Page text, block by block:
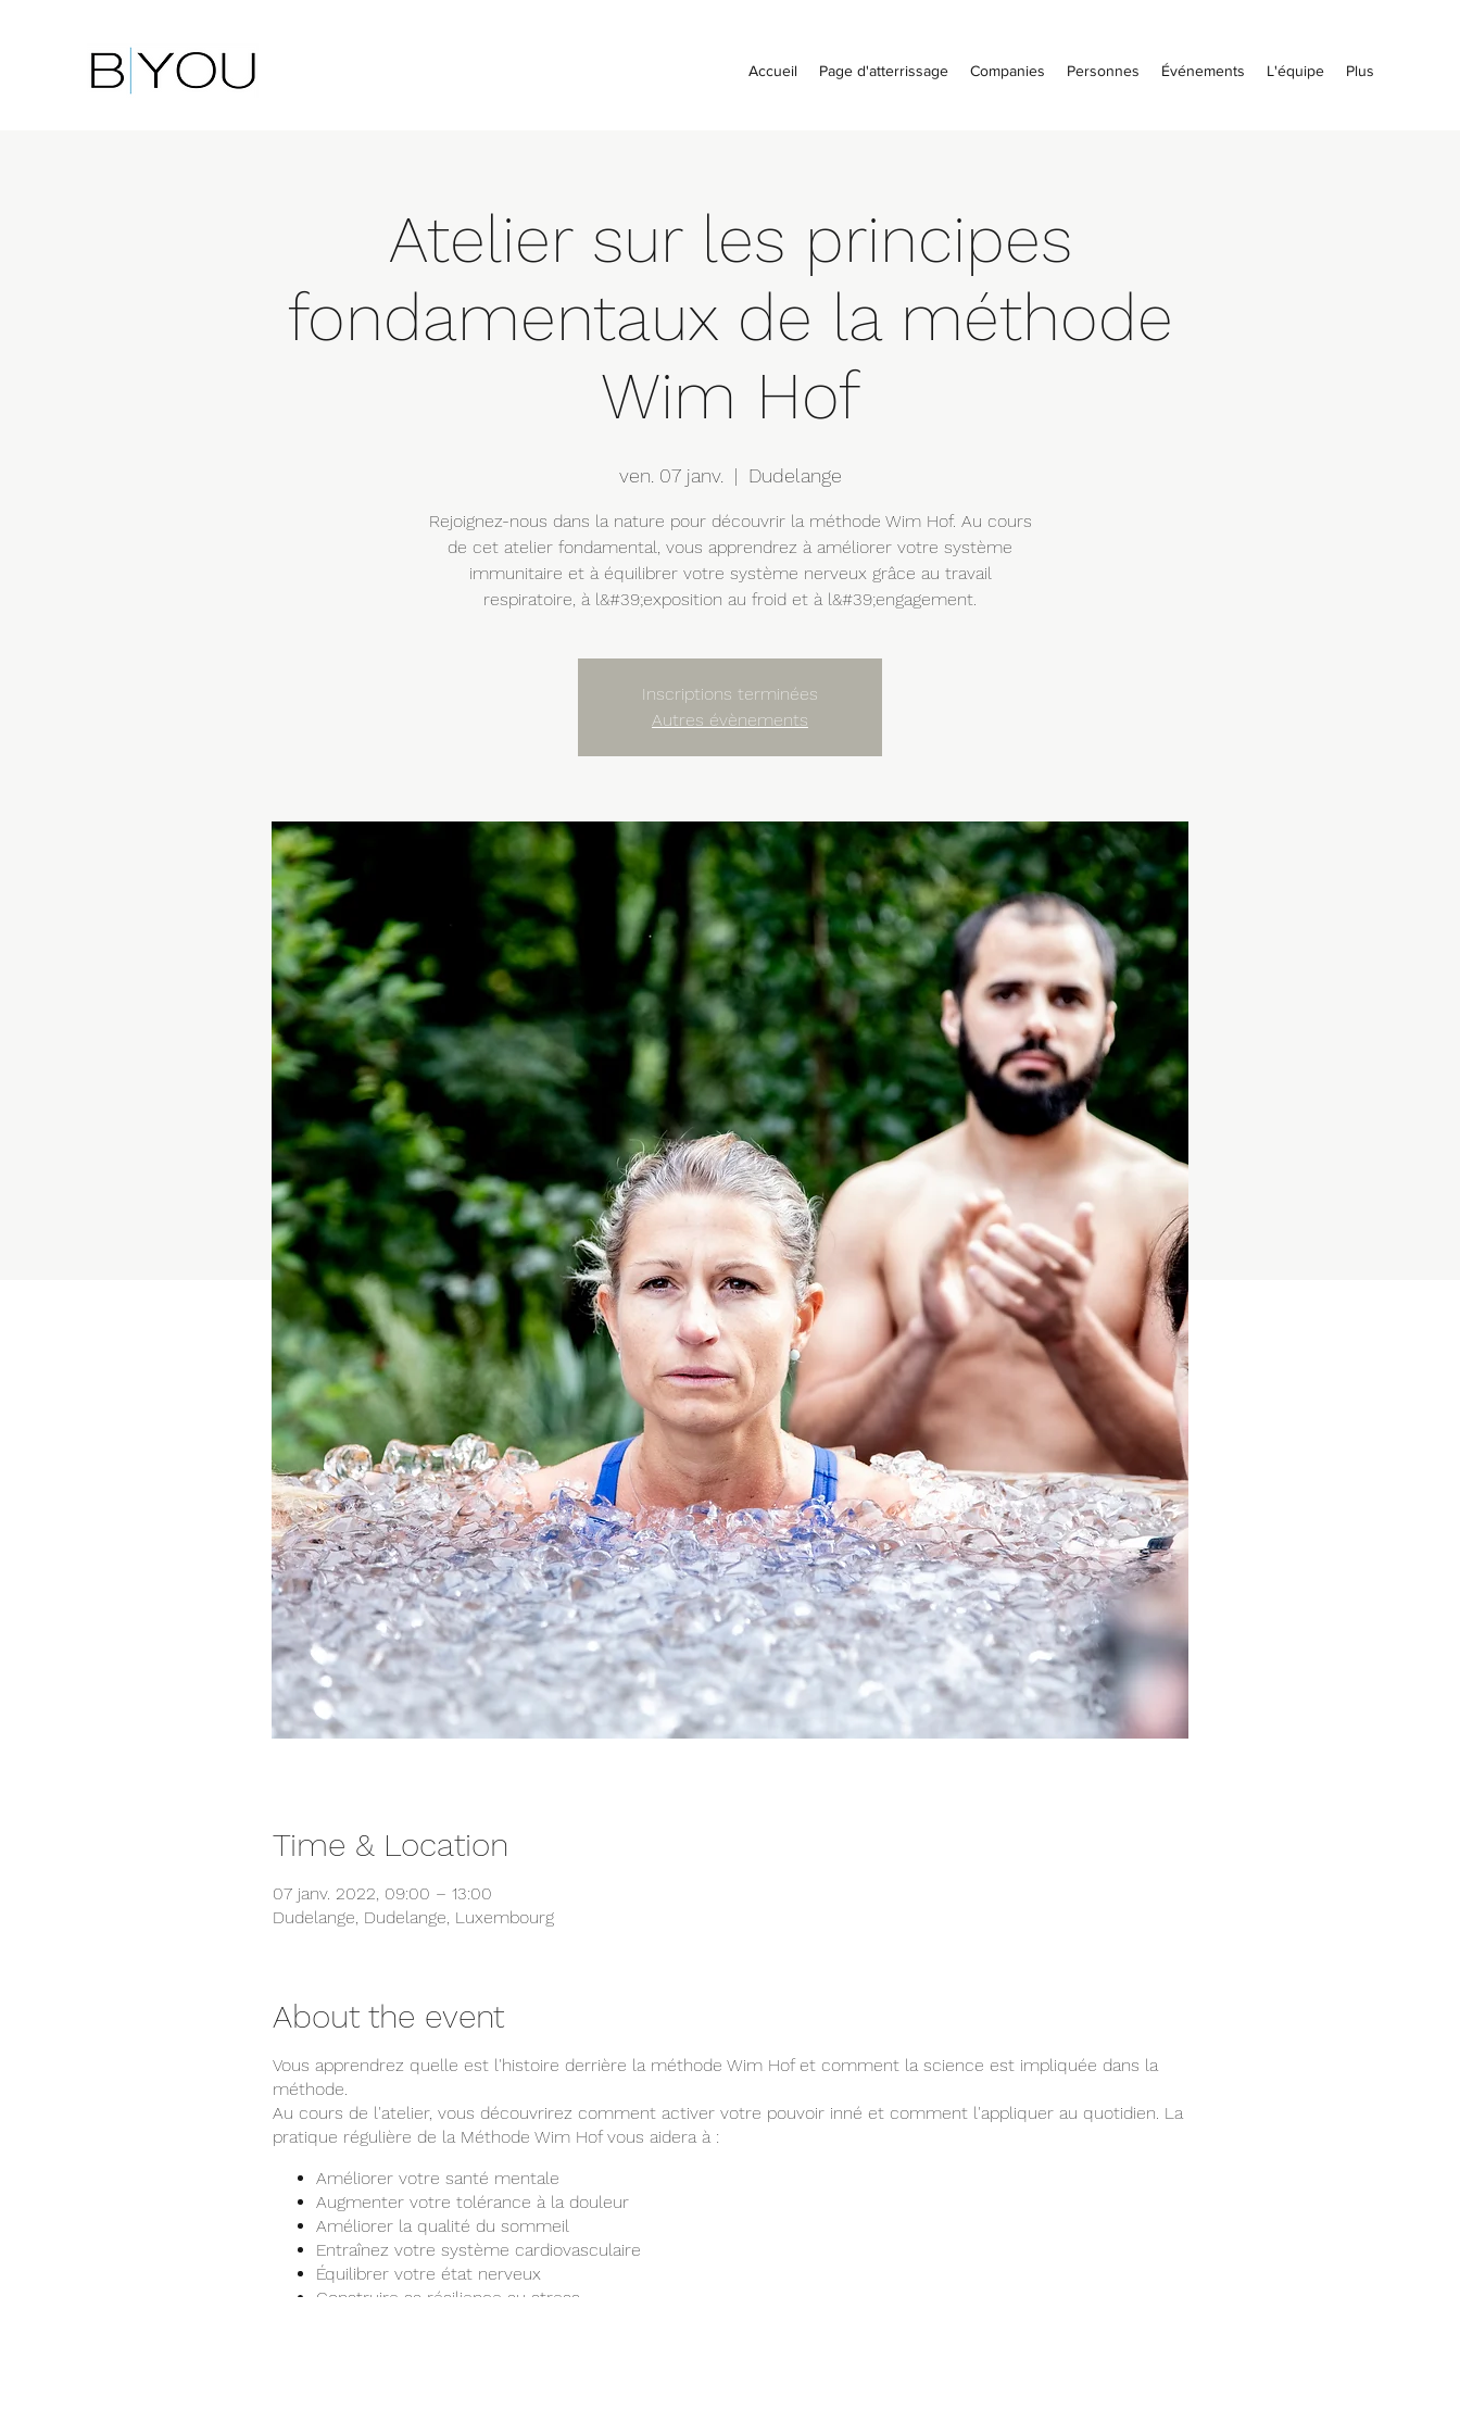
Accueil Page d'atterrissage Companies Personnes Événements L'équipe Plus
Atelier sur les principes
fondamentaux de la méthode
Wim Hof
ven. 07 janv.
  |
Dudelange
Rejoignez-nous dans la nature pour découvrir la méthode Wim Hof. Au cours
de cet atelier fondamental, vous apprendrez à améliorer votre système
immunitaire et à équilibrer votre système nerveux grâce au travail
respiratoire, à l&#39;exposition au froid et à l&#39;engagement.
Inscriptions terminées
Autres évènements
Time & Location
07 janv. 2022, 09:00 – 13:00
Dudelange, Dudelange, Luxembourg
About the event
Vous apprendrez quelle est l'histoire derrière la méthode Wim Hof et comment la science est impliquée dans la
méthode.
Au cours de l'atelier, vous découvrirez comment activer votre pouvoir inné et comment l'appliquer au quotidien. La
pratique régulière de la Méthode Wim Hof vous aidera à :
Améliorer votre santé mentale
Augmenter votre tolérance à la douleur
Améliorer la qualité du sommeil
Entraînez votre système cardiovasculaire
Équilibrer votre état nerveux
Construire sa résilience au stress